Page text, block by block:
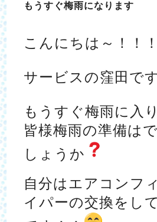
もうすぐ梅雨になります
こんにちは～！！！
サービスの窪田で
もうすぐ梅雨に入
皆様梅雨の準備は
しょうか
自分はエアコンフ
イパーの交換をし